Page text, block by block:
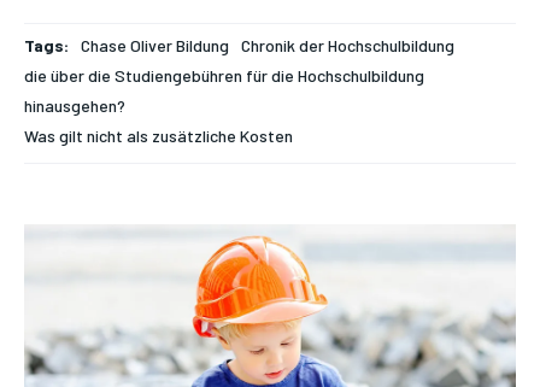
Tags: Chase Oliver Bildung
Chronik der Hochschulbildung
die über die Studiengebühren für die Hochschulbildung
hinausgehen?
Was gilt nicht als zusätzliche Kosten